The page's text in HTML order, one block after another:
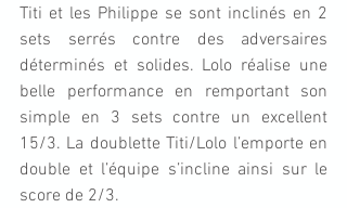
Titi et les Philippe se sont inclinés en 2
sets serrés contre des adversaires
déterminés et solides. Lolo réalise une
belle performance en remportant son
simple en 3 sets contre un excellent
15/3. La doublette Titi/Lolo l’emporte en
double et l’équipe s’incline ainsi sur le
score de 2/3.